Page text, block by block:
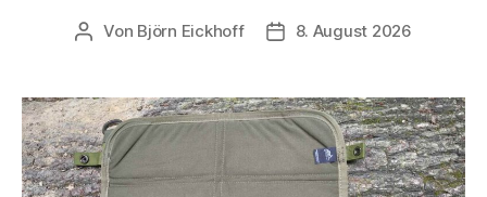
Beitragsautor
Von Björn Eickhoff Veröffentlichungsdatum
8. August 2026